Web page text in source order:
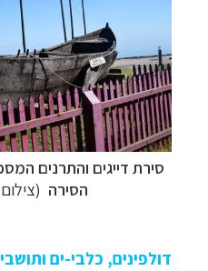
סירת דייגים והתרנים
הסירה
דולפינים, כלבי-ים